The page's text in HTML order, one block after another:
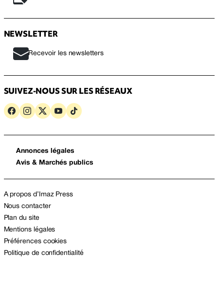
NEWSLETTER
Recevoir les newsletters
SUIVEZ-NOUS SUR LES RÉSEAUX
Annonces légales
Avis & Marchés publics
A propos d’Imaz Press
Nous contacter
Plan du site
Mentions légales
Préférences cookies
Politique de confidentialité